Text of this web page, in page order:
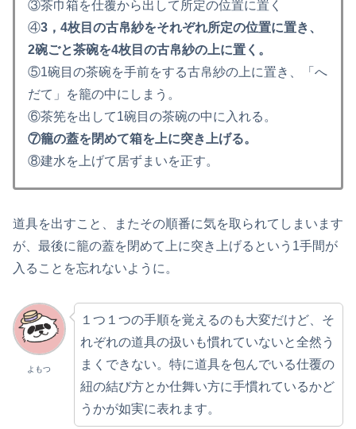
③茶巾箱を仕覆から出して所定の位置に置く
④3，4枚目の古帛紗をそれぞれ所定の位置に置き、
2碗ごと茶碗を4枚目の古帛紗の上に置く。
⑤1碗目の茶碗を手前をする古帛紗の上に置き、「へ
だて」を籠の中にしまう。
⑥茶筅を出して1碗目の茶碗の中に入れる。
⑦籠の蓋を閉めて箱を上に突き上げる。
⑧建水を上げて居ずまいを正す。
道具を出すこと、またその順番に気を取られてしまいます
が、最後に籠の蓋を閉めて上に突き上げるという1手間が
入ることを忘れないように。
よもつ
１つ１つの手順を覚えるのも大変だけど、そ
れぞれの道具の扱いも慣れていないと全然う
まくできない。特に道具を包んでいる仕覆の
紐の結び方とか仕舞い方に手慣れているかど
うかが如実に表れます。